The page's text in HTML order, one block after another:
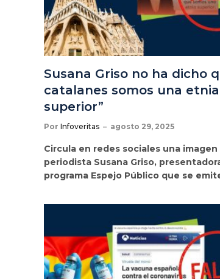
Susana Griso no ha dicho
catalanes somos una etnia
superior”
Por Infoveritas agosto 29, 2025
Circula en redes sociales una imagen
periodista Susana Griso,
programa Espejo Público que se